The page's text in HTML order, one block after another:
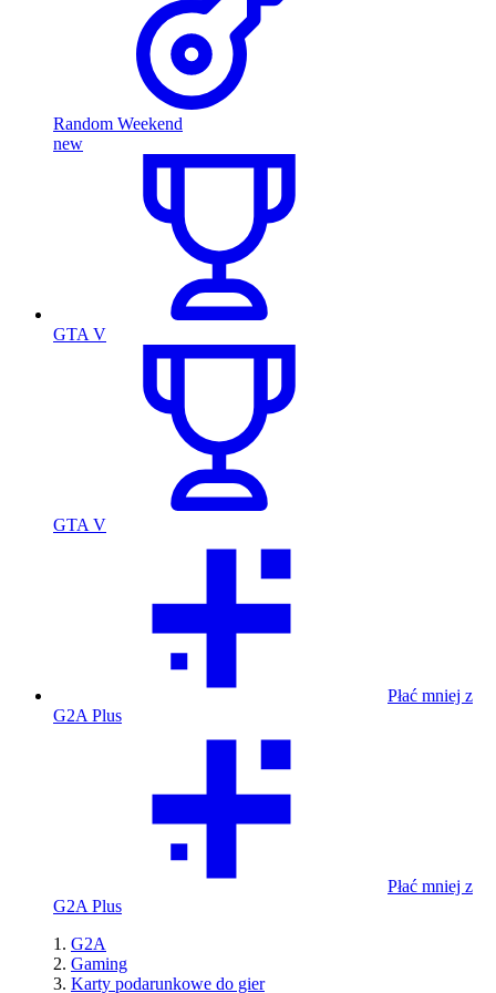
Random Weekend
new
GTA V
GTA V
Płać mniej z
G2A Plus
Płać mniej z
G2A Plus
G2A
Gaming
Karty podarunkowe do gier